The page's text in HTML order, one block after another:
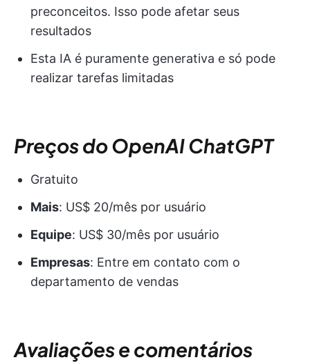
preconceitos. Isso pode afetar seus
resultados
Esta IA é puramente generativa e só pode
realizar tarefas limitadas
Preços do OpenAI ChatGPT
Gratuito
Mais: US$ 20/mês por usuário
Equipe: US$ 30/mês por usuário
Empresas: Entre em contato com o
departamento de vendas
Avaliações e comentários